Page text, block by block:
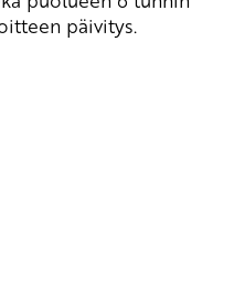
päivitys.